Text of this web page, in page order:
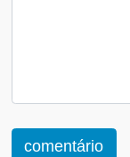
comentário